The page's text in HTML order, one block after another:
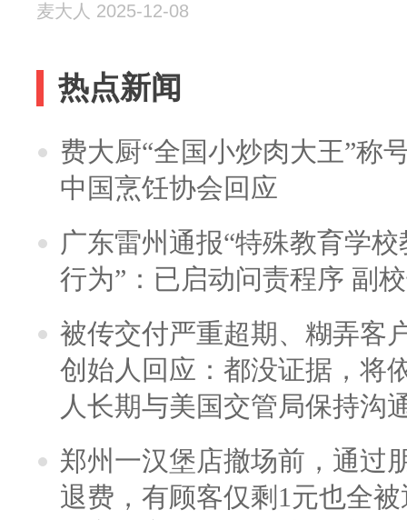
麦大人 2025-12-08
热点新闻
费大厨“全国小炒肉大王”称
中国烹饪协会回应
广东雷州通报“特殊教育学
行为”：已启动问责程序 副
被传交付严重超期、糊弄客
创始人回应：都没证据，将
人长期与美国交管局保持沟
郑州一汉堡店撤场前，通过
退费，有顾客仅剩1元也全